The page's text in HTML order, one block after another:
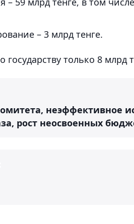
– 3 млрд тенге.
только 8 млрд
неэффективное
рост неосвоенных